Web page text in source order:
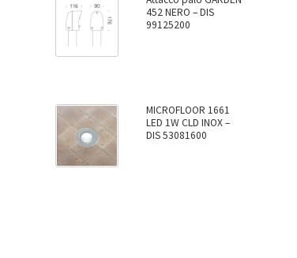
452 NERO – DIS
99125200
MICROFLOOR 1661
LED 1W CLD INOX –
DIS 53081600